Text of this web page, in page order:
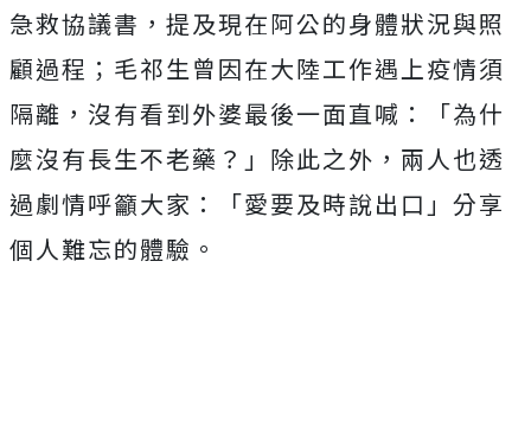
急救協議書，提及現在阿公的身體狀況與照
顧過程；毛祁生曾因在大陸工作遇上疫情須
隔離，沒有看到外婆最後一面直喊：「為什
麼沒有長生不老藥？」除此之外，兩人也透
過劇情呼籲大家：「愛要及時說出口」分享
個人難忘的體驗。